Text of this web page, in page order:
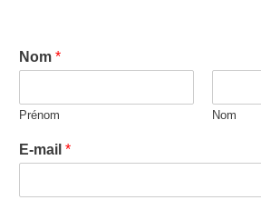
Nom *
Prénom Nom
E-mail *